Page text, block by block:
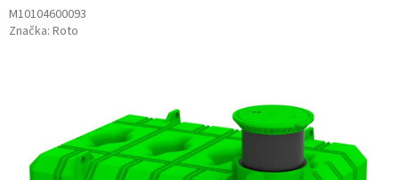
M10104600093
Značka: Roto